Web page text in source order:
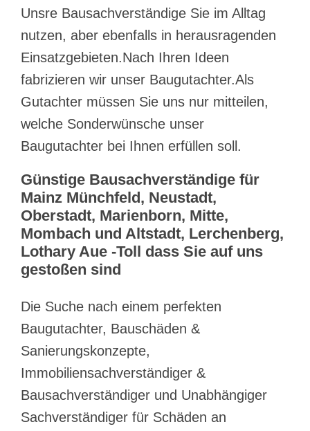
Unsre Bausachverständige Sie im Alltag
nutzen, aber ebenfalls in herausragenden
Einsatzgebieten.Nach Ihren Ideen
fabrizieren wir unser Baugutachter.Als
Gutachter müssen Sie uns nur mitteilen,
welche Sonderwünsche unser
Baugutachter bei Ihnen erfüllen soll.
Günstige Bausachverständige für
Mainz Münchfeld, Neustadt,
Oberstadt, Marienborn, Mitte,
Mombach und Altstadt, Lerchenberg,
Lothary Aue -Toll dass Sie auf uns
gestoßen sind
Die Suche nach einem perfekten
Baugutachter, Bauschäden &
Sanierungskonzepte,
Immobiliensachverständiger &
Bausachverständiger und Unabhängiger
Sachverständiger für Schäden an